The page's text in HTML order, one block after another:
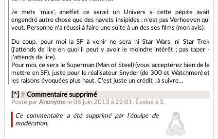
Je mets 'mais', aneffet ce serait un Univers si cette pépite avait
engendré autre chose que des navets insipides ; n'est pas Verhoeven qui
veut. Personne n'a réussi à faire une suite à un des ses films (mon avis).
Du coup, pour moi la SF à venir ne sera ni Star Wars, ni Star Trek
(j'attends de lire en quoi il peut y avoir le moindre intérêt ; pas taper -
j'attends de lire).
Pour moi, ce sera le Superman (Man of Steel) (vous accepterez bien de le
mettre en SF), juste pour le réalisateur Snyder (de 300 et Watchmen) et
les raisons évoquées plus haut. C'est juste un crédit ; à suivre…
[^] # Commentaire supprimé
Posté parAnonyme le 08 juin 2013 à 22:01 . Évalué à 3.
Ce commentaire a été supprimé par l’équipe de
modération.